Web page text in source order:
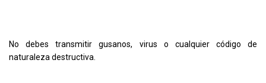
No debes transmitir gusanos, virus o cualquier código de
naturaleza destructiva.